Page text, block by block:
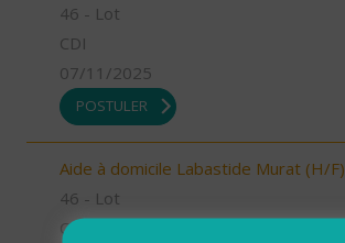
46 - Lot
CDI
07/11/2025
POSTULER
Aide à domicile Labastide Murat (H/F)
46 - Lot
CDI